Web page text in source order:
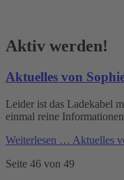
Aktiv werden!
Aktuelles von
Leider ist das Ladekabel
einmal reine
Weiterlesen … Aktuelles
Seite 46 von 49